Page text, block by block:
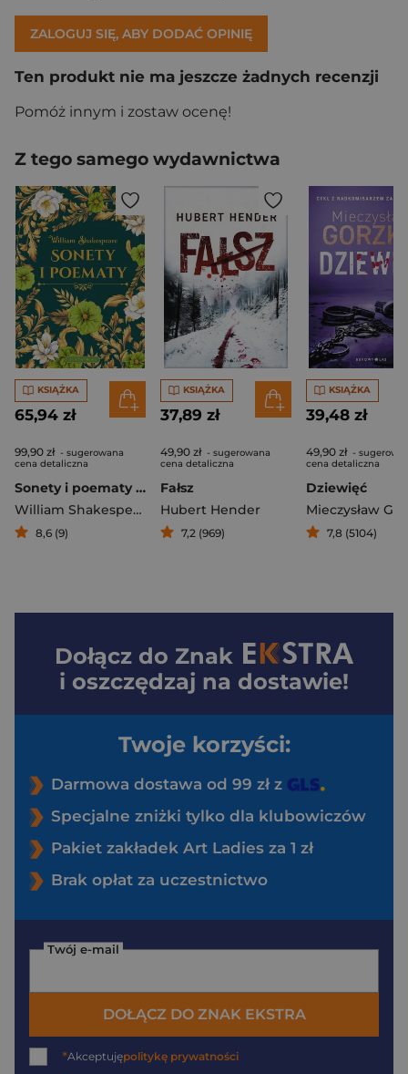
ZALOGUJ SIĘ, ABY DODAĆ OPINIĘ
Ten produkt nie ma jeszcze żadnych recenzji
Pomóż innym i zostaw ocenę!
Z tego samego wydawnictwa
KSIĄŻKA
65,94 zł
99,90 zł - sugerowana
cena detaliczna
Sonety i poematy (edycja kolekcjonerska)
William Shakespeare
8,6 (9)
KSIĄŻKA
37,89 zł
49,90 zł - sugerowana
cena detaliczna
Fałsz
Hubert Hender
7,2 (969)
KSIĄŻKA
39,48 zł
49,90 zł -
cena detaliczna
Dziewięć
Mieczysław
7,8 (5104)
Dołącz do Znak
i oszczędzaj na dostawie!
Twoje korzyści:
Darmowa dostawa od 99 zł z
Specjalne zniżki tylko dla klubowiczów
Pakiet zakładek Art Ladies za 1 zł
Brak opłat za uczestnictwo
Twój e-mail
DOŁĄCZ DO ZNAK EKSTRA
*Akceptujępolitykę prywatności